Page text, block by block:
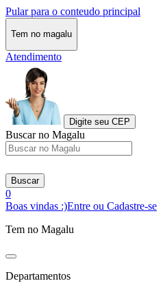
Pular para o conteudo principal
Tem no magalu
Atendimento
Digite seu CEP
Buscar no Magalu
Buscar
0
Boas vindas :)Entre ou Cadastre-se
Tem no Magalu
Departamentos